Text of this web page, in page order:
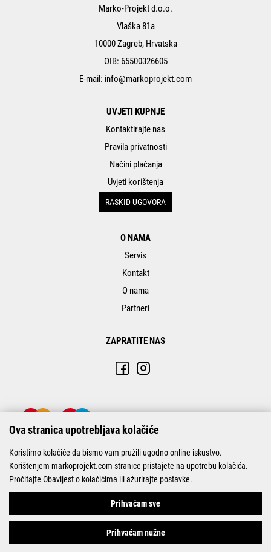
Marko-Projekt d.o.o.
Vlaška 81a
10000 Zagreb, Hrvatska
OIB: 65500326605
E-mail: info@markoprojekt.com
UVJETI KUPNJE
Kontaktirajte nas
Pravila privatnosti
Načini plaćanja
Uvjeti korištenja
RASKID UGOVORA
O NAMA
Servis
Kontakt
O nama
Partneri
ZAPRATITE NAS
© Marko-Projekt 2026
Ova stranica upotrebljava kolačiće
Koristimo kolačiće da bismo vam pružili ugodno online iskustvo.
Korištenjem markoprojekt.com stranice pristajete na upotrebu kolačića.
Pročitajte Obavijest o kolačićima iliažurirajte postavke.
Prihvaćam sve
Prihvaćam nužne